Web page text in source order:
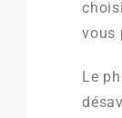
vous
Le